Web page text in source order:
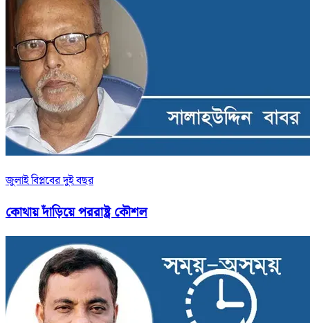
জুলাই বিপ্লবের দুই বছর
কোথায় দাঁড়িয়ে পররাষ্ট্র কৌশল